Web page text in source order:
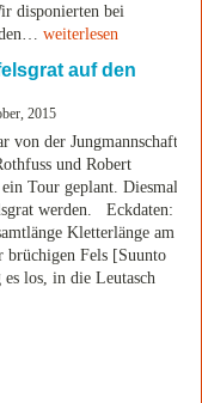
disponierten bei
den…weiterlesen
auf den
2015
von der Jungmannschaft
und Robert
Tour geplant. Diesmal
werden. Eckdaten:
Kletterlänge am
Fels [Suunto
los, in die Leutasch